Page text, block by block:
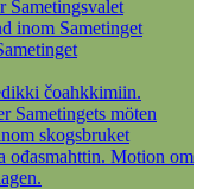
Sametingsvalet
inom Sametinget
čoahkkimiin.
Sametingets möten
skogsbruket
ođasmahttin. Motion om